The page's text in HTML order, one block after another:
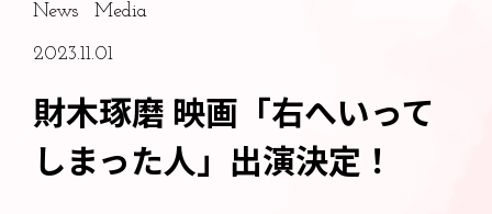
News Media
2023.11.01
財木琢磨 映画「右へいって
しまった人」出演決定！